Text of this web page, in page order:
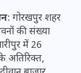
: गोरखपुर शहर
की संख्या
में 26
अतिरिक्त,